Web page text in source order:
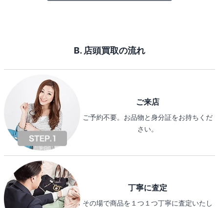
B. 店頭買取の流れ
ご来店
ご予約不要。お品物と身分証をお持ちくだ
さい。
丁寧に査定
その場で商品を１つ１つ丁寧に査定いたし